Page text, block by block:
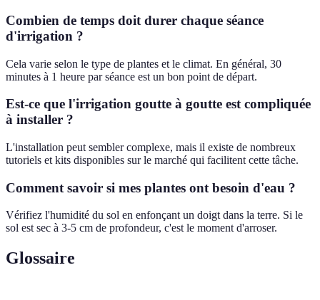
Combien de temps doit durer chaque séance
d'irrigation ?
Cela varie selon le type de plantes et le climat. En général, 30
minutes à 1 heure par séance est un bon point de départ.
Est-ce que l'irrigation goutte à goutte est compliquée
à installer ?
L'installation peut sembler complexe, mais il existe de nombreux
tutoriels et kits disponibles sur le marché qui facilitent cette tâche.
Comment savoir si mes plantes ont besoin d'eau ?
Vérifiez l'humidité du sol en enfonçant un doigt dans la terre. Si le
sol est sec à 3-5 cm de profondeur, c'est le moment d'arroser.
Glossaire